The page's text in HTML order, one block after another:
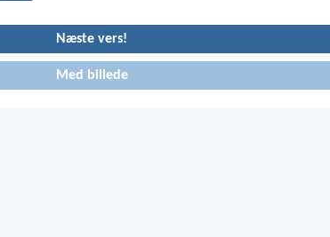
Næste vers!
Med billede